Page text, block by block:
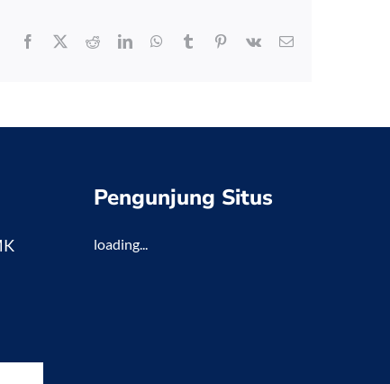
Facebook RedditLinkedInWhatsApp
Tumblr Pinterest
Vk Email
Pengunjung Situs
loading...